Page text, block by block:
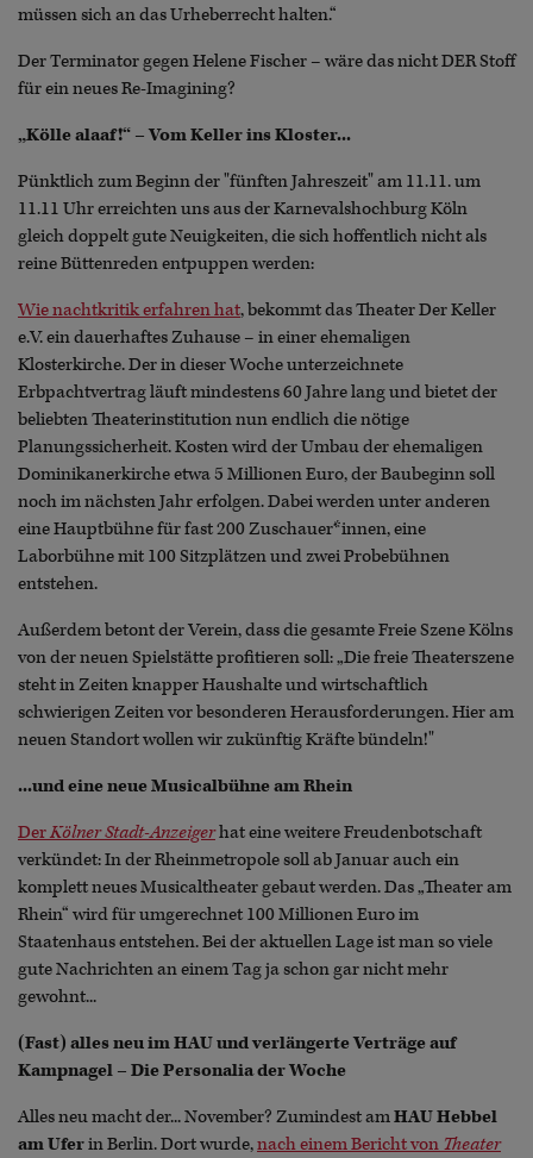
müssen sich an das Urheberrecht halten.“
Der Terminator gegen Helene Fischer – wäre das nicht DER Stoff
für ein neues Re-Imagining?
„Kölle alaaf!“ – Vom Keller ins Kloster...
Pünktlich zum Beginn der "fünften Jahreszeit" am 11.11. um
11.11 Uhr erreichten uns aus der Karnevalshochburg Köln
gleich doppelt gute Neuigkeiten, die sich hoffentlich nicht als
reine Büttenreden entpuppen werden:
Wie nachtkritik erfahren hat, bekommt das Theater Der Keller
e.V. ein dauerhaftes Zuhause – in einer ehemaligen
Klosterkirche. Der in dieser Woche unterzeichnete
Erbpachtvertrag läuft mindestens 60 Jahre lang und bietet der
beliebten Theaterinstitution nun endlich die nötige
Planungssicherheit. Kosten wird der Umbau der ehemaligen
Dominikanerkirche etwa 5 Millionen Euro, der Baubeginn soll
noch im nächsten Jahr erfolgen. Dabei werden unter anderen
eine Hauptbühne für fast 200 Zuschauer*innen, eine
Laborbühne mit 100 Sitzplätzen und zwei Probebühnen
entstehen.
Außerdem betont der Verein, dass die gesamte Freie Szene Kölns
von der neuen Spielstätte profitieren soll: „Die freie Theaterszene
steht in Zeiten knapper Haushalte und wirtschaftlich
schwierigen Zeiten vor besonderen Herausforderungen. Hier am
neuen Standort wollen wir zukünftig Kräfte bündeln!"
...und eine neue Musicalbühne am Rhein
DerKölner Stadt-Anzeigerhat eine weitere Freudenbotschaft
verkündet: In der Rheinmetropole soll ab Januar auch ein
komplett neues Musicaltheater gebaut werden. Das „Theater am
Rhein“ wird für umgerechnet 100 Millionen Euro im
Staatenhaus entstehen. Bei der aktuellen Lage ist man so viele
gute Nachrichten an einem Tag ja schon gar nicht mehr
gewohnt...
(Fast) alles neu im HAU und verlängerte Verträge auf
Kampnagel – Die Personalia der Woche
Alles neu macht der... November? Zumindest amHAU Hebbel
am Uferin Berlin. Dort wurde,nach einem Bericht von Theater